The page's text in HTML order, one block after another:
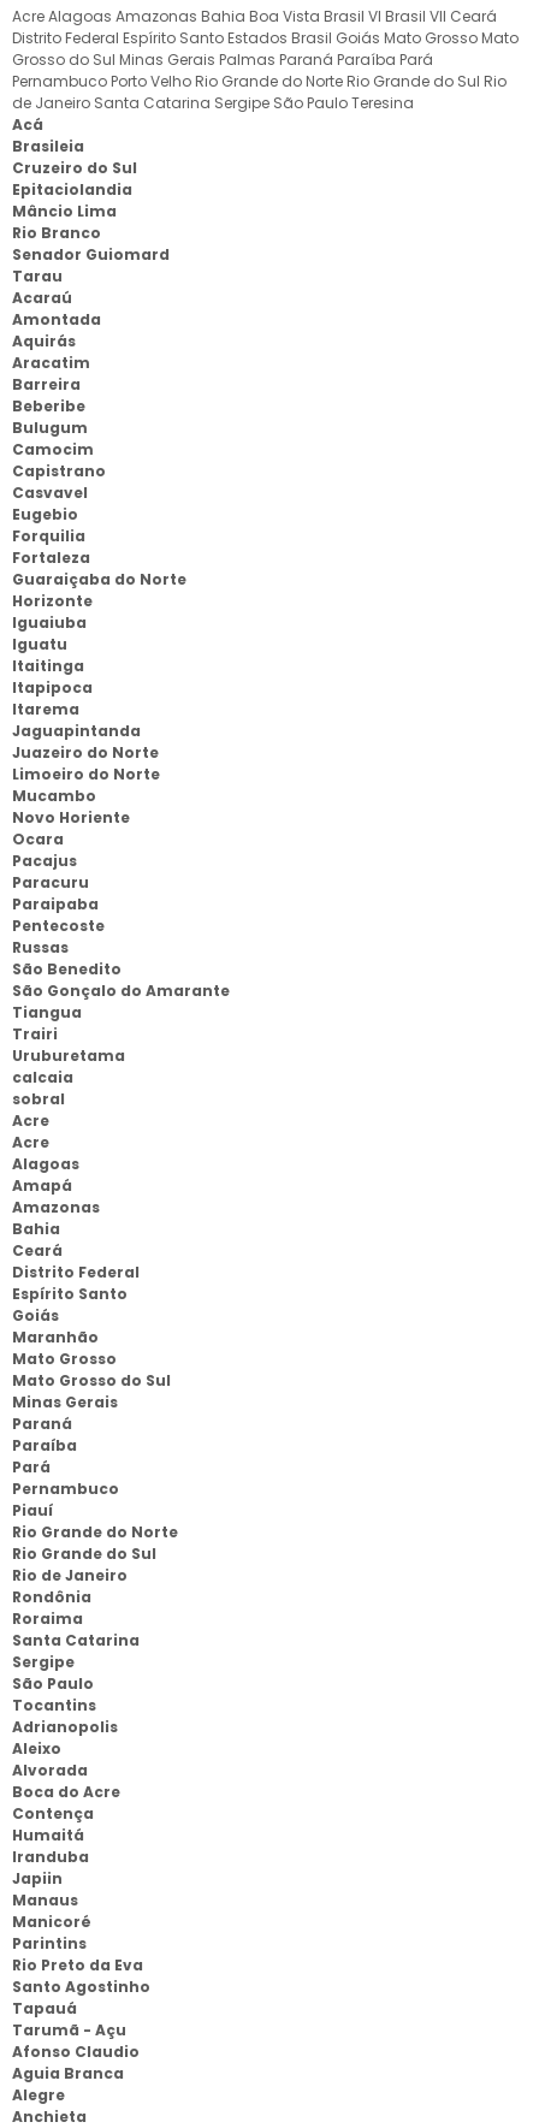
AcreAlagoas Amazonas Bahia Boa Vista Brasil VI Brasil VII Ceará
Distrito Federal Espírito Santo Estados Brasil Goiás Mato Grosso Mato
Grosso do Sul Minas Gerais Palmas Paraná Paraíba Pará
Pernambuco Porto Velho Rio Grande do Norte Rio Grande do Sul Rio
de Janeiro Santa Catarina Sergipe São PauloTeresina
Acá
Brasileia
Cruzeiro do Sul
Epitaciolandia
Mâncio Lima
Rio Branco
Senador Guiomard
Tarau
Acaraú
Amontada
Aquirás
Aracatim
Barreira
Beberibe
Bulugum
Camocim
Capistrano
Casvavel
Eugebio
Forquilia
Fortaleza
Guaraiçaba do Norte
Horizonte
Iguaiuba
Iguatu
Itaitinga
Itapipoca
Itarema
Jaguapintanda
Juazeiro do Norte
Limoeiro do Norte
Mucambo
Novo Horiente
Ocara
Pacajus
Paracuru
Paraipaba
Pentecoste
Russas
São Benedito
São Gonçalo do Amarante
Tiangua
Trairi
Uruburetama
calcaia
sobral
Acre
Acre
Alagoas
Amapá
Amazonas
Bahia
Ceará
Distrito Federal
Espírito Santo
Goiás
Maranhão
Mato Grosso
Mato Grosso do Sul
Minas Gerais
Paraná
Paraíba
Pará
Pernambuco
Piauí
Rio Grande do Norte
Rio Grande do Sul
Rio de Janeiro
Rondônia
Roraima
Santa Catarina
Sergipe
São Paulo
Tocantins
Adrianopolis
Aleixo
Alvorada
Boca do Acre
Contença
Humaitá
Iranduba
Japiin
Manaus
Manicoré
Parintins
Rio Preto da Eva
Santo Agostinho
Tapauá
Tarumã - Açu
Afonso Claudio
Aguia Branca
Alegre
Anchieta